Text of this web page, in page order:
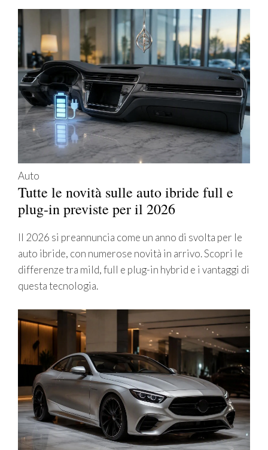
Auto
Tutte le novità sulle auto ibride full e
plug-in previste per il 2026
Il 2026 si preannuncia come un anno di svolta per le
auto ibride, con numerose novità in arrivo. Scopri le
differenze tra mild, full e plug-in hybrid e i vantaggi di
questa tecnologia.